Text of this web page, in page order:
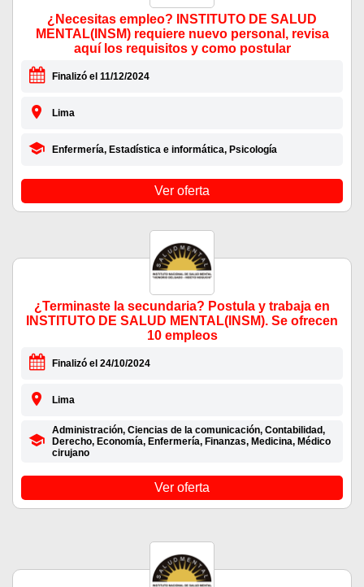
¿Necesitas empleo? INSTITUTO DE SALUD
MENTAL(INSM) requiere nuevo personal, revisa
aquí los requisitos y como postular
Finalizó el 11/12/2024
Lima
Enfermería, Estadística e informática, Psicología
Ver oferta
¿Terminaste la secundaria? Postula y trabaja en
INSTITUTO DE SALUD MENTAL(INSM). Se ofrecen
10 empleos
Finalizó el 24/10/2024
Lima
Administración, Ciencias de la comunicación, Contabilidad,
Derecho, Economía, Enfermería, Finanzas, Medicina, Médico
cirujano
Ver oferta